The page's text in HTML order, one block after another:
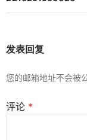
发表回复
您的邮箱地址不会被公
评论 *